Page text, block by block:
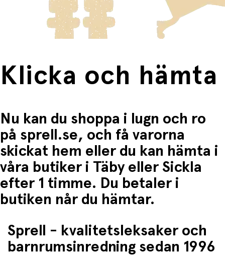
Passar både självständig lek och lek tillsammans
Produktspesifikationer
Material: Polyester
Höjd Pippi: ca 27 cm
Höjd Herr Nilsson: ca 12 cm
Fri frakt när du handlar för mer än 1500:-
Klicka och hämta
Nu kan du shoppa i lugn och ro
på sprell.se, och få varorna
skickat hem eller du kan hämta i
våra butiker i Täby eller Sickla
efter 1 timme. Du betaler i
butiken når du hämtar.
Sprell - kvalitetsleksaker och
barnrumsinredning sedan 1996